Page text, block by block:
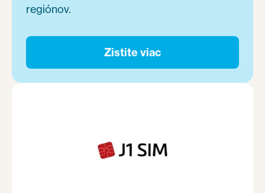
regiónov.
Zistite viac